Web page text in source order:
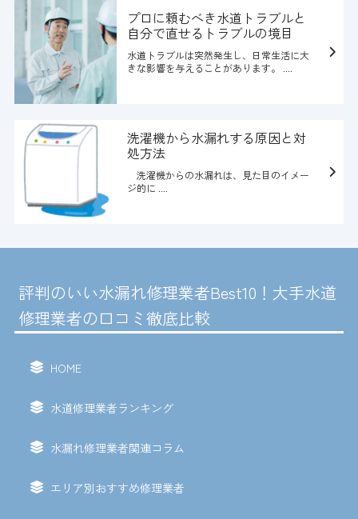
プロに頼むべき水道トラブルと
自分で直せるトラブルの境目
水道トラブルは突然発生し、日常生活に大
きな影響を与えることがあります。 ....
洗濯機から水漏れする原因と対
処方法
洗濯機からの水漏れは、見た目のイメー
ジ的に ....
評判のいい水漏れ修理業者Best10！大手水道
修理業者の口コミ徹底比較
HOME
水道修理業者ランキング
水漏れ修理業者関連コラム
エリア別おすすめ修理業者